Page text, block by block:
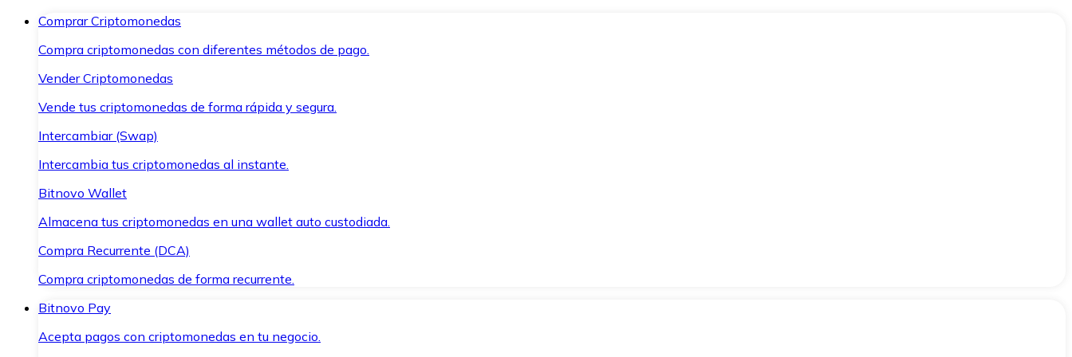
Comprar Criptomonedas
Compra criptomonedas con diferentes métodos de pago.
Vender Criptomonedas
Vende tus criptomonedas de forma rápida y segura.
Intercambiar (Swap)
Intercambia tus criptomonedas al instante.
Bitnovo Wallet
Almacena tus criptomonedas en una wallet auto custodiada.
Compra Recurrente (DCA)
Compra criptomonedas de forma recurrente.
Bitnovo Pay
Acepta pagos con criptomonedas en tu negocio.